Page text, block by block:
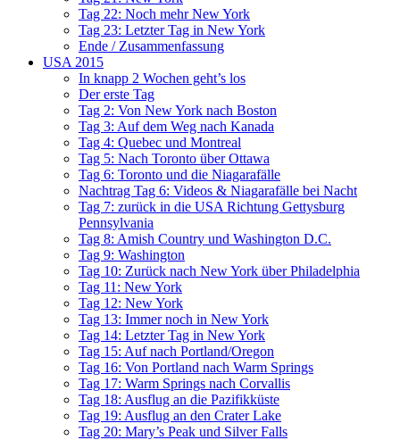
Tag 22: Noch mehr New York
Tag 23: Letzter Tag in New York
Ende / Zusammenfassung
USA 2015
In knapp 2 Wochen geht’s los
Der erste Tag
Tag 2: Von New York nach Boston
Tag 3: Auf dem Weg nach Kanada
Tag 4: Quebec und Montreal
Tag 5: Nach Toronto über Ottawa
Tag 6: Toronto und die Niagarafälle
Nachtrag Tag 6: Videos & Niagarafälle bei Nacht
Tag 7: zurück in die USA Richtung Gettysburg
Pennsylvania
Tag 8: Amish Country und Washington D.C.
Tag 9: Washington
Tag 10: Zurück nach New York über Philadelphia
Tag 11: New York
Tag 12: New York
Tag 13: Immer noch in New York
Tag 14: Letzter Tag in New York
Tag 15: Auf nach Portland/Oregon
Tag 16: Von Portland nach Warm Springs
Tag 17: Warm Springs nach Corvallis
Tag 18: Ausflug an die Pazifikküste
Tag 19: Ausflug an den Crater Lake
Tag 20: Mary’s Peak und Silver Falls